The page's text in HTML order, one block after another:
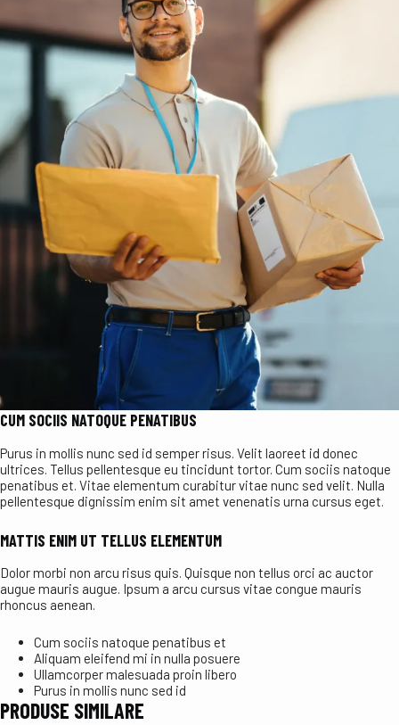
CUM SOCIIS NATOQUE PENATIBUS
Purus in mollis nunc sed id semper risus. Velit laoreet id donec
ultrices. Tellus pellentesque eu tincidunt tortor. Cum sociis natoque
penatibus et. Vitae elementum curabitur vitae nunc sed velit. Nulla
pellentesque dignissim enim sit amet venenatis urna cursus eget.
MATTIS ENIM UT TELLUS ELEMENTUM
Dolor morbi non arcu risus quis. Quisque non tellus orci ac auctor
augue mauris augue. Ipsum a arcu cursus vitae congue mauris
rhoncus aenean.
Cum sociis natoque penatibus et
Aliquam eleifend mi in nulla posuere
Ullamcorper malesuada proin libero
Purus in mollis nunc sed id
PRODUSE SIMILARE